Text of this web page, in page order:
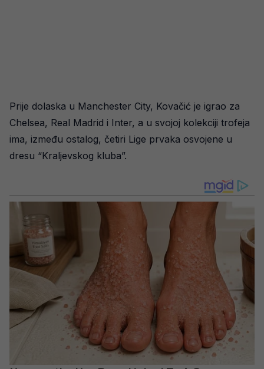
Prije dolaska u Manchester City, Kovačić je igrao za
Chelsea, Real Madrid i Inter, a u svojoj kolekciji trofeja
ima, između ostalog, četiri Lige prvaka osvojene u
dresu “Kraljevskog kluba”.